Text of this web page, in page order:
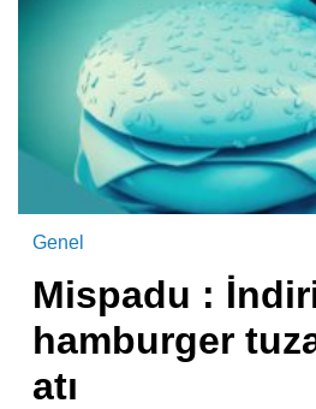
Genel
Mispadu :
hamburger
atı